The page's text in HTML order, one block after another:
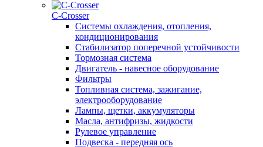
С-Сrosser
Системы охлаждения, отопления,
кондиционирования
Стабилизатор поперечной устойчивости
Тормозная система
Двигатель - навесное оборудование
Фильтры
Топливная система, зажигание,
электрооборудование
Лампы, щетки, аккумуляторы
Масла, антифризы, жидкости
Рулевое управление
Подвеска - передняя ось